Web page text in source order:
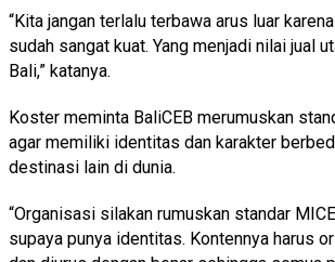
“Kita jangan terlalu terbawa arus luar
sudah sangat kuat. Yang menjadi nilai jual
Bali,” katanya.
Koster meminta BaliCEB merumuskan
agar memiliki identitas dan karakter
destinasi lain di dunia.
“Organisasi silakan rumuskan standar
supaya punya identitas. Kontennya harus